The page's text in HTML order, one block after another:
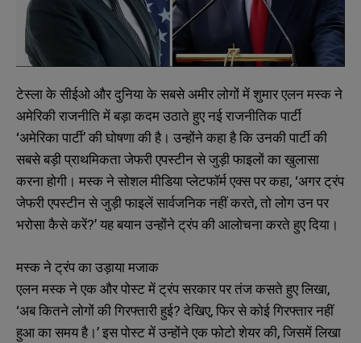
टेस्ला के सीईओ और दुनिया के सबसे अमीर लोगों में शुमार एलन मस्क ने
अमेरिकी राजनीति में बड़ा कदम उठाते हुए नई राजनीतिक पार्टी
‘अमेरिका पार्टी’ की घोषणा की है। उन्होंने कहा है कि उनकी पार्टी की
सबसे बड़ी प्राथमिकता जेफरी एपस्टीन से जुड़ी फाइलों का खुलासा
करना होगी। मस्क ने सोशल मीडिया प्लेटफॉर्म एक्स पर कहा, ‘अगर ट्रंप
जेफरी एपस्टीन से जुड़ी फाइलें सार्वजनिक नहीं करते, तो लोग उन पर
भरोसा कैसे करें?’ यह बयान उन्होंने ट्रंप की आलोचना करते हुए दिया।
मस्क ने ट्रंप का उड़ाया मजाक
एलन मस्क ने एक और पोस्ट में ट्रंप सरकार पर तंज कसते हुए लिखा,
‘अब कितने लोगों की गिरफ्तारी हुई? देखिए, फिर से कोई गिरफ्तार नहीं
हुआ का समय है।’ इस पोस्ट में उन्होंने एक फोटो शेयर की, जिसमें लिखा